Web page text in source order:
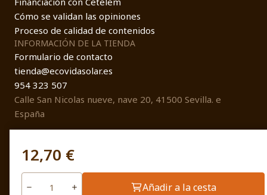
12,70 €
Añadir a la cesta
Cómo se validan las opiniones
Proceso de calidad de contenidos
INFORMACIÓN DE LA TIENDA
Formulario de contacto
tienda@ecovidasolar.es
954 323 507
Calle San Nicolas nueve, nave 20, 41500 Sevilla. e
España
© EcovidaSolar 2026